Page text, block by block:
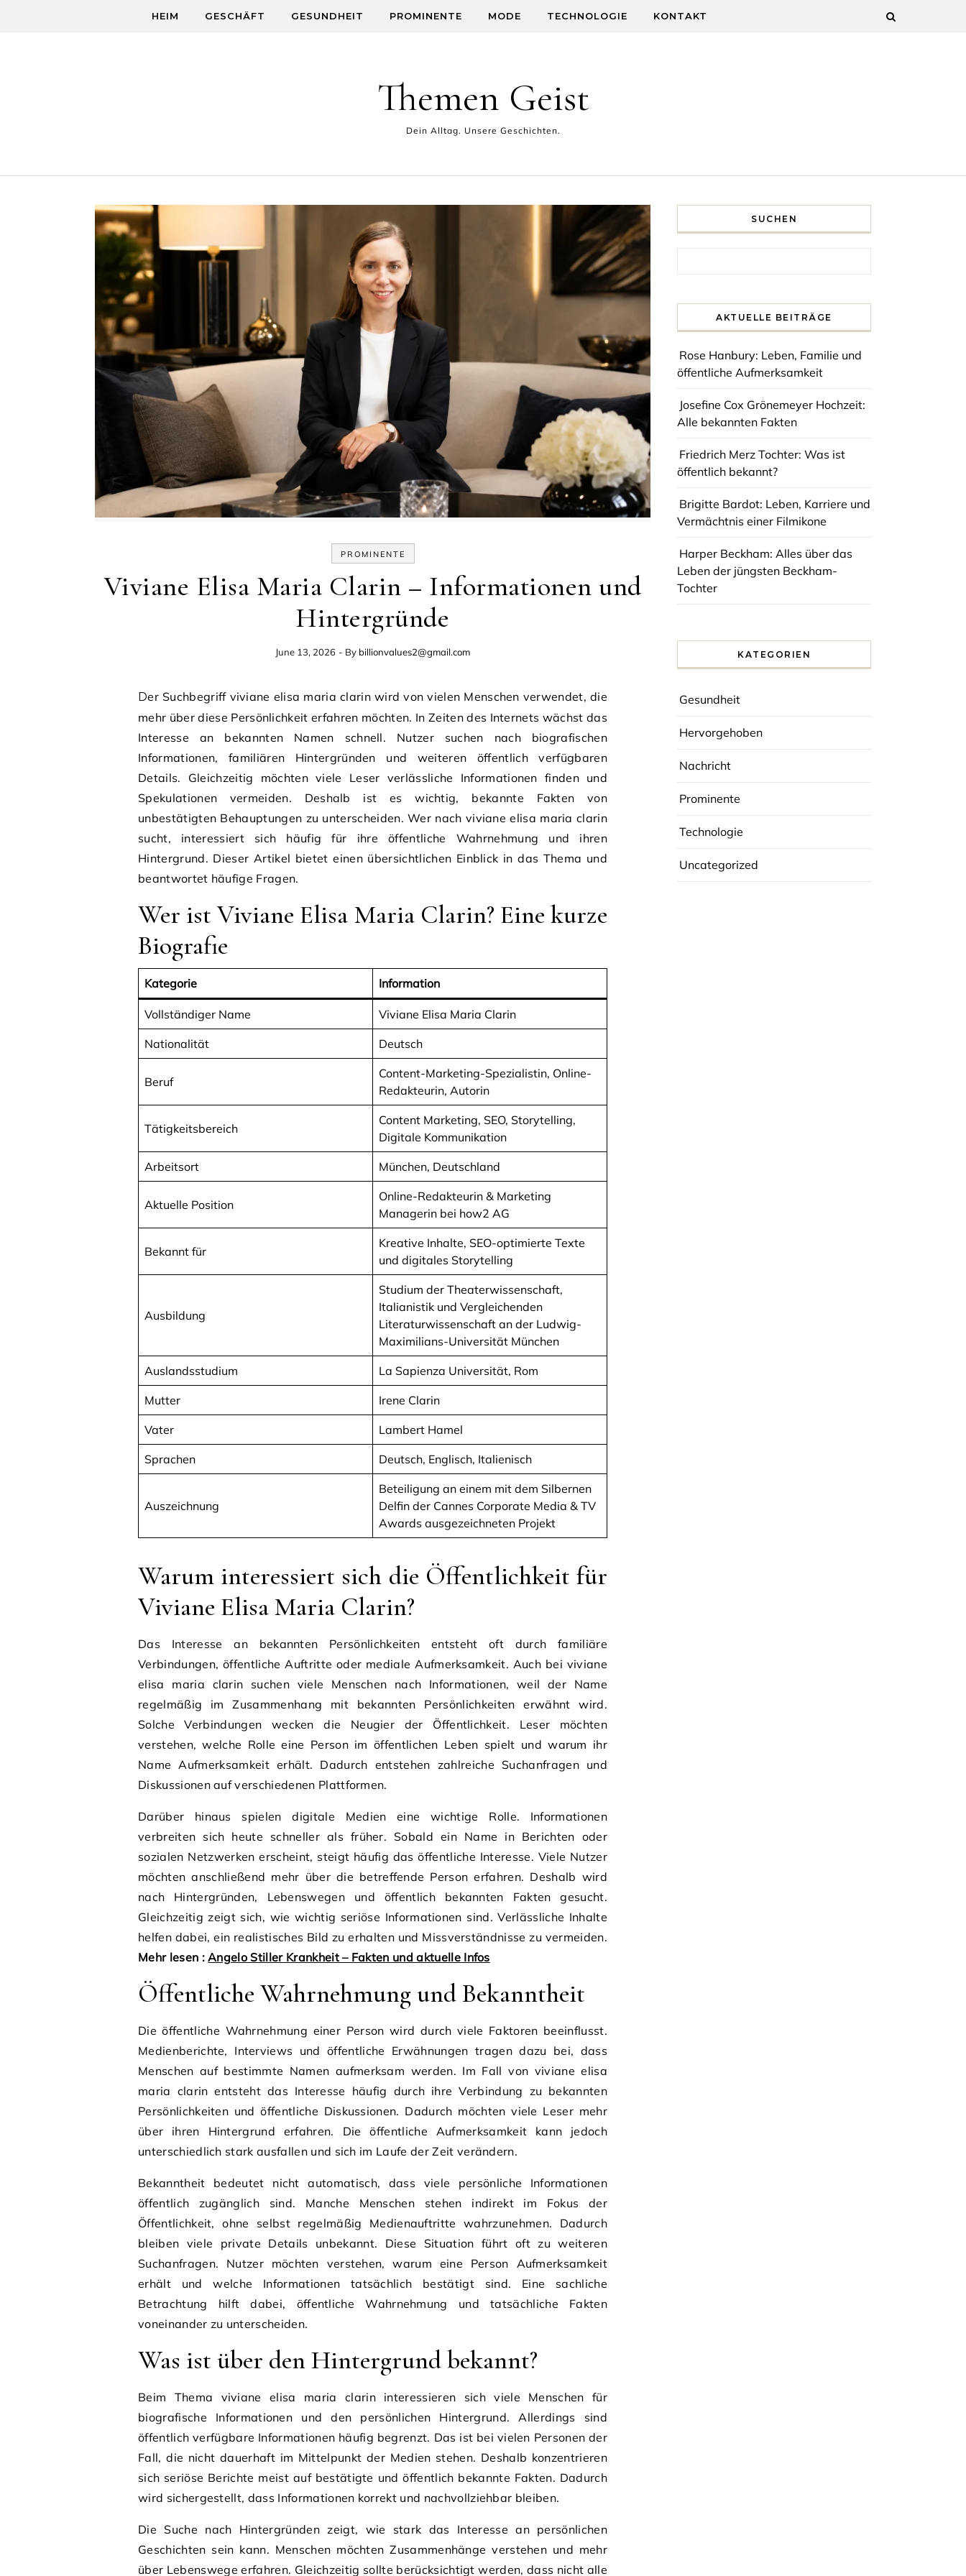
HEIM GESCHÄFT GESUNDHEIT PROMINENTE MODE TECHNOLOGIE KONTAKT
Themen Geist
Dein Alltag. Unsere Geschichten.
PROMINENTE
Viviane Elisa Maria Clarin – Informationen und
Hintergründe
June 13, 2026 - By billionvalues2@gmail.com
Der Suchbegriff viviane elisa maria clarin wird von vielen Menschen verwendet, die
mehr über diese Persönlichkeit erfahren möchten. In Zeiten des Internets wächst das
Interesse an bekannten Namen schnell. Nutzer suchen nach biografischen
Informationen, familiären Hintergründen und weiteren öffentlich verfügbaren
Details. Gleichzeitig möchten viele Leser verlässliche Informationen finden und
Spekulationen vermeiden. Deshalb ist es wichtig, bekannte Fakten von
unbestätigten Behauptungen zu unterscheiden. Wer nach viviane elisa maria clarin
sucht, interessiert sich häufig für ihre öffentliche Wahrnehmung und ihren
Hintergrund. Dieser Artikel bietet einen übersichtlichen Einblick in das Thema und
beantwortet häufige Fragen.
Wer ist Viviane Elisa Maria Clarin? Eine kurze
Biografie
Kategorie Information
Vollständiger Name Viviane Elisa Maria Clarin
Nationalität Deutsch
Beruf
Content-Marketing-Spezialistin, Online-
Redakteurin, Autorin
Tätigkeitsbereich
Content Marketing, SEO, Storytelling,
Digitale Kommunikation
Arbeitsort München, Deutschland
Aktuelle Position
Online-Redakteurin & Marketing
Managerin bei how2 AG
Bekannt für
Kreative Inhalte, SEO-optimierte Texte
und digitales Storytelling
Ausbildung
Studium der Theaterwissenschaft,
Italianistik und Vergleichenden
Literaturwissenschaft an der Ludwig-
Maximilians-Universität München
Auslandsstudium La Sapienza Universität, Rom
Mutter Irene Clarin
Vater Lambert Hamel
Sprachen Deutsch, Englisch, Italienisch
Auszeichnung
Beteiligung an einem mit dem Silbernen
Delfin der Cannes Corporate Media & TV
Awards ausgezeichneten Projekt
Warum interessiert sich die Öffentlichkeit für
Viviane Elisa Maria Clarin?
Das Interesse an bekannten Persönlichkeiten entsteht oft durch familiäre
Verbindungen, öffentliche Auftritte oder mediale Aufmerksamkeit. Auch bei viviane
elisa maria clarin suchen viele Menschen nach Informationen, weil der Name
regelmäßig im Zusammenhang mit bekannten Persönlichkeiten erwähnt wird.
Solche Verbindungen wecken die Neugier der Öffentlichkeit. Leser möchten
verstehen, welche Rolle eine Person im öffentlichen Leben spielt und warum ihr
Name Aufmerksamkeit erhält. Dadurch entstehen zahlreiche Suchanfragen und
Diskussionen auf verschiedenen Plattformen.
Darüber hinaus spielen digitale Medien eine wichtige Rolle. Informationen
verbreiten sich heute schneller als früher. Sobald ein Name in Berichten oder
sozialen Netzwerken erscheint, steigt häufig das öffentliche Interesse. Viele Nutzer
möchten anschließend mehr über die betreffende Person erfahren. Deshalb wird
nach Hintergründen, Lebenswegen und öffentlich bekannten Fakten gesucht.
Gleichzeitig zeigt sich, wie wichtig seriöse Informationen sind. Verlässliche Inhalte
helfen dabei, ein realistisches Bild zu erhalten und Missverständnisse zu vermeiden.
Mehr lesen :Angelo Stiller Krankheit – Fakten und aktuelle Infos
Öffentliche Wahrnehmung und Bekanntheit
Die öffentliche Wahrnehmung einer Person wird durch viele Faktoren beeinflusst.
Medienberichte, Interviews und öffentliche Erwähnungen tragen dazu bei, dass
Menschen auf bestimmte Namen aufmerksam werden. Im Fall von viviane elisa
maria clarin entsteht das Interesse häufig durch ihre Verbindung zu bekannten
Persönlichkeiten und öffentliche Diskussionen. Dadurch möchten viele Leser mehr
über ihren Hintergrund erfahren. Die öffentliche Aufmerksamkeit kann jedoch
unterschiedlich stark ausfallen und sich im Laufe der Zeit verändern.
Bekanntheit bedeutet nicht automatisch, dass viele persönliche Informationen
öffentlich zugänglich sind. Manche Menschen stehen indirekt im Fokus der
Öffentlichkeit, ohne selbst regelmäßig Medienauftritte wahrzunehmen. Dadurch
bleiben viele private Details unbekannt. Diese Situation führt oft zu weiteren
Suchanfragen. Nutzer möchten verstehen, warum eine Person Aufmerksamkeit
erhält und welche Informationen tatsächlich bestätigt sind. Eine sachliche
Betrachtung hilft dabei, öffentliche Wahrnehmung und tatsächliche Fakten
voneinander zu unterscheiden.
Was ist über den Hintergrund bekannt?
Beim Thema viviane elisa maria clarin interessieren sich viele Menschen für
biografische Informationen und den persönlichen Hintergrund. Allerdings sind
öffentlich verfügbare Informationen häufig begrenzt. Das ist bei vielen Personen der
Fall, die nicht dauerhaft im Mittelpunkt der Medien stehen. Deshalb konzentrieren
sich seriöse Berichte meist auf bestätigte und öffentlich bekannte Fakten. Dadurch
wird sichergestellt, dass Informationen korrekt und nachvollziehbar bleiben.
Die Suche nach Hintergründen zeigt, wie stark das Interesse an persönlichen
Geschichten sein kann. Menschen möchten Zusammenhänge verstehen und mehr
über Lebenswege erfahren. Gleichzeitig sollte berücksichtigt werden, dass nicht alle
SUCHEN
AKTUELLE BEITRÄGE
Rose Hanbury: Leben, Familie und
öffentliche Aufmerksamkeit
Josefine Cox Grönemeyer Hochzeit:
Alle bekannten Fakten
Friedrich Merz Tochter: Was ist
öffentlich bekannt?
Brigitte Bardot: Leben, Karriere und
Vermächtnis einer Filmikone
Harper Beckham: Alles über das
Leben der jüngsten Beckham-
Tochter
KATEGORIEN
Gesundheit
Hervorgehoben
Nachricht
Prominente
Technologie
Uncategorized